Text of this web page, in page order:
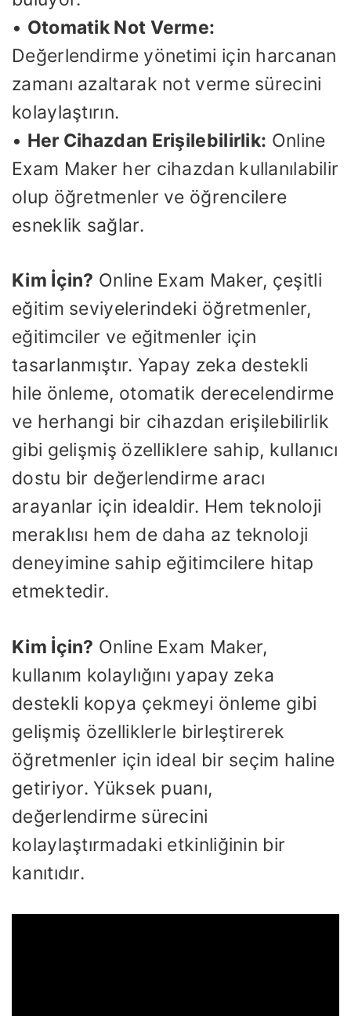
• Otomatik Not Verme:
Değerlendirme yönetimi için harcanan
zamanı azaltarak not verme sürecini
kolaylaştırın.
• Her Cihazdan Erişilebilirlik: Online
Exam Maker her cihazdan kullanılabilir
olup öğretmenler ve öğrencilere
esneklik sağlar.
Kim İçin? Online Exam Maker, çeşitli
eğitim seviyelerindeki öğretmenler,
eğitimciler ve eğitmenler için
tasarlanmıştır. Yapay zeka destekli
hile önleme, otomatik derecelendirme
ve herhangi bir cihazdan erişilebilirlik
gibi gelişmiş özelliklere sahip, kullanıcı
dostu bir değerlendirme aracı
arayanlar için idealdir. Hem teknoloji
meraklısı hem de daha az teknoloji
deneyimine sahip eğitimcilere hitap
etmektedir.
Kim İçin? Online Exam Maker,
kullanım kolaylığını yapay zeka
destekli kopya çekmeyi önleme gibi
gelişmiş özelliklerle birleştirerek
öğretmenler için ideal bir seçim haline
getiriyor. Yüksek puanı,
değerlendirme sürecini
kolaylaştırmadaki etkinliğinin bir
kanıtıdır.